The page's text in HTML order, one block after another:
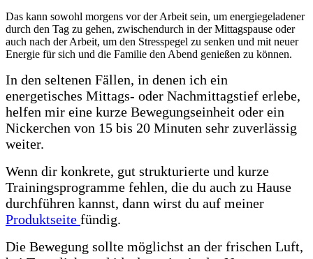
Das kann sowohl morgens vor der Arbeit sein, um energiegeladener
durch den Tag zu gehen, zwischendurch in der Mittagspause oder
auch nach der Arbeit, um den Stresspegel zu senken und mit neuer
Energie für sich und die Familie den Abend genießen zu können.
In den seltenen Fällen, in denen ich ein
energetisches Mittags- oder Nachmittagstief erlebe,
helfen mir eine kurze Bewegungseinheit oder ein
Nickerchen von 15 bis 20 Minuten sehr zuverlässig
weiter.
Wenn dir konkrete, gut strukturierte und kurze
Trainingsprogramme fehlen, die du auch zu Hause
durchführen kannst, dann wirst du auf meiner
Produktseite fündig.
Die Bewegung sollte möglichst an der frischen Luft,